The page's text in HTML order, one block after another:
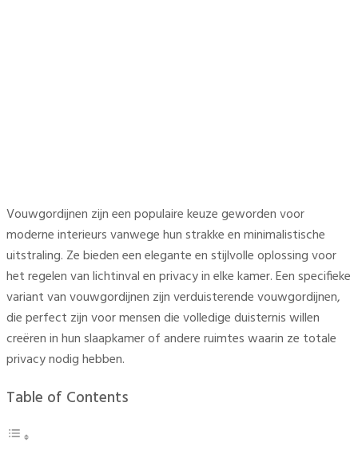
Vouwgordijnen zijn een populaire keuze geworden voor
moderne interieurs vanwege hun strakke en minimalistische
uitstraling. Ze bieden een elegante en stijlvolle oplossing voor
het regelen van lichtinval en privacy in elke kamer. Een specifieke
variant van vouwgordijnen zijn verduisterende vouwgordijnen,
die perfect zijn voor mensen die volledige duisternis willen
creëren in hun slaapkamer of andere ruimtes waarin ze totale
privacy nodig hebben.
Table of Contents